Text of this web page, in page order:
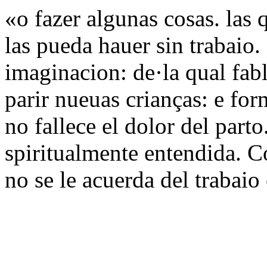
«o fazer algunas cosas. las
las pueda hauer sin
imaginacion: de·la qual
parir nueuas crianças: e
no fallece el dolor del
spiritualmente entendida.
no se le acuerda del